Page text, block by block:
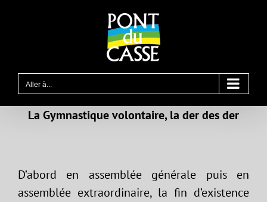
Aller à...
La Gymnastique volontaire, la der des der
D’abord en assemblée générale puis en
assemblée extraordinaire, la fin d’existence